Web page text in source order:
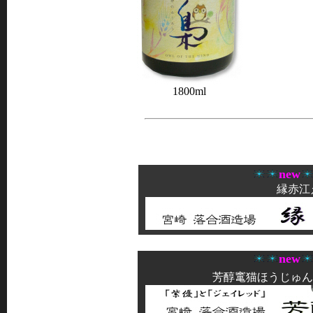
1800ml
new
縁赤江
new
芳醇竃猫ほうじゅ